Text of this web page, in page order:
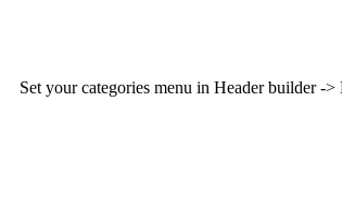
Set your categories menu in Header builder -